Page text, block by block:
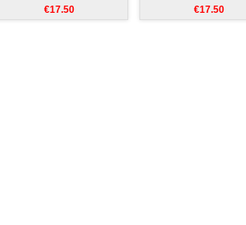
€17.50 €17.50